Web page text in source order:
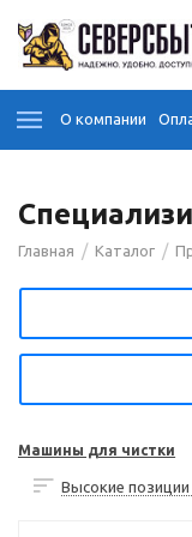
О компании
Главная / Каталог /
Машины для чистки
Высокие